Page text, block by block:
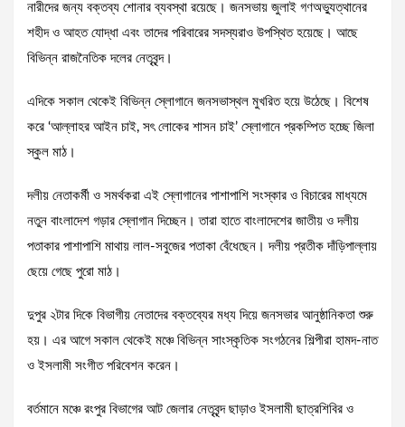
নারীদের জন্য বক্তব্য শোনার ব্যবস্থা রয়েছে। জনসভায় জুলাই গণঅভ্যুত্থানের
শহীদ ও আহত যোদ্ধা এবং তাদের পরিবারের সদস্যরাও উপস্থিত হয়েছে। আছে
বিভিন্ন রাজনৈতিক দলের নেতৃবৃন্দ।
এদিকে সকাল থেকেই বিভিন্ন স্লোগানে জনসভাস্থল মুখরিত হয়ে উঠেছে। বিশেষ
করে ‘আল্লাহর আইন চাই, সৎ লোকের শাসন চাই’ স্লোগানে প্রকম্পিত হচ্ছে জিলা
স্কুল মাঠ।
দলীয় নেতাকর্মী ও সমর্থকরা এই স্লোগানের পাশাপাশি সংস্কার ও বিচারের মাধ্যমে
নতুন বাংলাদেশ গড়ার স্লোগান দিচ্ছেন। তারা হাতে বাংলাদেশের জাতীয় ও দলীয়
পতাকার পাশাপাশি মাথায় লাল-সবুজের পতাকা বেঁধেছেন। দলীয় প্রতীক দাঁড়িপাল্লায়
ছেয়ে গেছে পুরো মাঠ।
দুপুর ২টার দিকে বিভাগীয় নেতাদের বক্তব্যের মধ্য দিয়ে জনসভার আনুষ্ঠানিকতা শুরু
হয়। এর আগে সকাল থেকেই মঞ্চে বিভিন্ন সাংস্কৃতিক সংগঠনের শিল্পীরা হামদ-নাত
ও ইসলামী সংগীত পরিবেশন করেন।
বর্তমানে মঞ্চে রংপুর বিভাগের আট জেলার নেতৃবৃন্দ ছাড়াও ইসলামী ছাত্রশিবির ও